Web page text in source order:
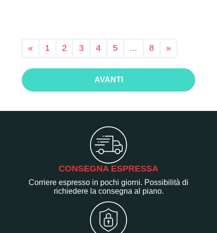
« 1 2 3 4 5 ... 8 »
AVANTI
CONSEGNA ESPRESSA
Corriere espresso in pochi giorni. Possibilità di
richiedere la consegna al piano.